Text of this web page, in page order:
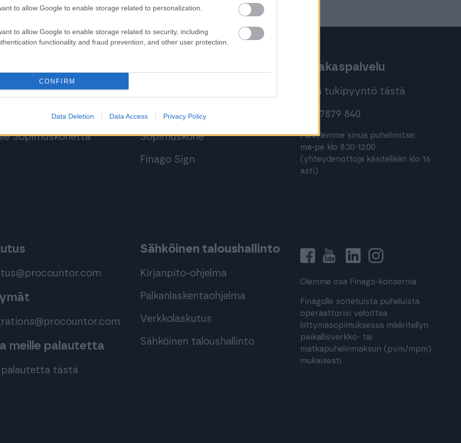
to allow Google to enable storage related to personalization.
to allow Google to enable storage related to security, including
functionality and fraud prevention, and other user protection.
CONFIRM
Data Deletion Data Access Privacy Policy
Procountoriin
Procountor Soloon
Sopimuskonetta
Procountor Solo
Sopimuskone
Finago Sign
Asiakaspalvelu
Jätä tukipyyntö tästä
020 7879 840
Palvelemme sinua puhelimitse:
ma-pe klo 8:30-12:00
(yhteydenottoja käsitellään klo 16
asti)
meille palautetta
tästä
Sähköinen taloushallinto
Kirjanpito-ohjelma
Palkanlaskentaohjelma
Verkkolaskutus
Sähköinen taloushallinto
Olemme osa Finago-konsernia
Finagolle soitetuista puheluista
operaattorisi veloittaa
liittymäsopimuksessa määritellyn
paikallisverkko- tai
matkapuhelinmaksun (pvm/mpm)
mukaisesti.